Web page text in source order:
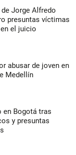
Jorge Alfredo
presuntas víctimas
el juicio
abusar de joven en
Medellín
en Bogotá tras
y presuntas